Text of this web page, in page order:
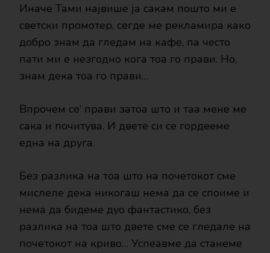
Иначе Тами највише ја сакам пошто ми е
светски промотер, сегде ме рекламира како
добро знам да гледам на кафе, па често
пати ми е незгодно кога тоа го прави. Но,
знам дека тоа го прави…
Впрочем се’ прави затоа што и таа мене ме
сака и почитува. И двете си се гордееме
една на друга.
Без разлика на тоа што на почетокот сме
мислеле дека никогаш нема да се споиме и
нема да бидеме дуо фантастико, без
разлика на тоа што двете сме се гледале на
почетокот на криво… Успеавме да станеме